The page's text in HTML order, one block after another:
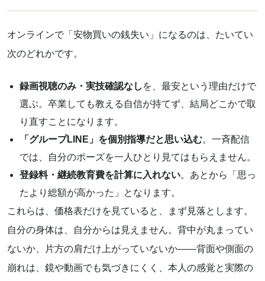
オンラインで「安物買いの銭失い」になるのは、たいてい
次のどれかです。
録画視聴のみ・実技確認なし を、最安という理由だけで
選ぶ。卒業しても教える自信が持てず、結局どこかで取
り直すことになります。
「グループLINE」を個別指導だと思い込む。一斉配信
では、自分のポーズを一人ひとり見てはもらえません。
登録料・継続教育費を計算に入れない。あとから「思っ
たより総額が高かった」となります。
これらは、価格表だけを見ていると、まず見落とします。
自分の身体は、自分からは見えません。背中が丸まってい
ないか、片方の肩だけ上がっていないか——背面や側面の
崩れは、鏡や動画でも気づきにくく、本人の感覚と実際の